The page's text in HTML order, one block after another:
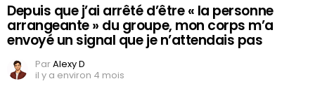
Depuis que j’ai arrêté d’être « la personne
arrangeante » du groupe, mon corps m’a
envoyé un signal que je n’attendais pas
ParAlexy D
il y a environ 4 mois